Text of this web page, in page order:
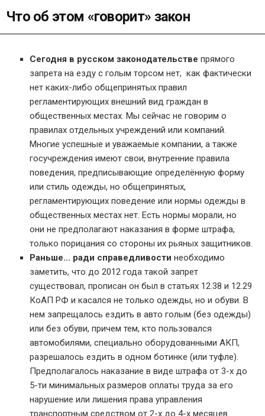
Что об этом «говорит» закон
Сегодня в русском законодательстве прямого
запрета на езду с голым торсом нет, как фактически
нет каких-либо общепринятых правил
регламентирующих внешний вид граждан в
общественных местах. Мы сейчас не говорим о
правилах отдельных учреждений или компаний.
Многие успешные и уважаемые компании, а также
госучреждения имеют свои, внутренние правила
поведения, предписывающие определённую форму
или стиль одежды, но общепринятых,
регламентирующих поведение или нормы одежды в
общественных местах нет. Есть нормы морали, но
они не предполагают наказания в форме штрафа,
только порицания со стороны их рьяных защитников.
Раньше… ради справедливости необходимо
заметить, что до 2012 года такой запрет
существовал, прописан он был в статьях 12.38 и 12.29
КоАП РФ и касался не только одежды, но и обуви. В
нем запрещалось ездить в авто голым (без одежды)
или без обуви, причем тем, кто пользовался
автомобилями, специально оборудованными АКП,
разрешалось ездить в одном ботинке (или туфле).
Предполагалось наказание в виде штрафа от 3-х до
5-ти минимальных размеров оплаты труда за его
нарушение или лишения права управления
транспортным средством от 2-х до 4-х месяцев.